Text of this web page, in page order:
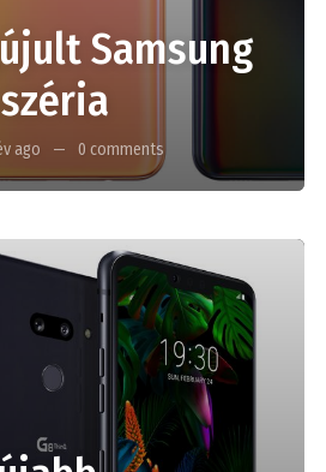
Samsung
ago 0 comments